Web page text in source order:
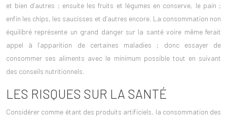
et bien d’autres ; ensuite les fruits et légumes en conserve, le pain ;
enfin les chips, les saucisses et d’autres encore. La consommation non
équilibré représente un grand danger sur la santé voire même ferait
appel à l’apparition de certaines maladies ; donc essayer de
consommer ses aliments avec le minimum possible tout en suivant
des conseils nutritionnels.
LES RISQUES SUR LA SANTÉ
Considérer comme étant des produits artificiels, la consommation des